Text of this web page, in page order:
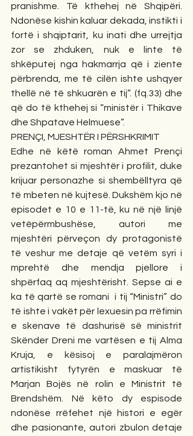
pranishme. Të kthehej në Shqipëri.
Ndonëse kishin kaluar dekada, instikti i
fortë i shqiptarit, ku inati dhe urrejtja
zor se zhduken, nuk e linte të
shkëputej nga hakmarrja që i ziente
përbrenda, me të cilën ishte ushqyer
thellë në të shkuarën e tij”. (fq.33) dhe
që do të kthehej si “ministër i Thikave
dhe Shpatave Helmuese”.
PRENÇI, MJESHTËR I PËRSHKRIMIT
Edhe në këtë roman Ahmet Prençi
prezantohet si mjeshtër i profilit, duke
krijuar personazhe si shembëlltyra që
të mbeten në kujtesë. Dukshëm kjo në
episodet e 10 e 11-të, ku në një linjë
vetëpërmbushëse, autori me
mjeshtëri përveçon dy protagonistë
të veshur me detaje që vetëm syri i
mprehtë dhe mendja pjellore i
shpërfaq aq mjeshtërisht. Sepse ai e
ka të qartë se romani  i tij “Ministri” do
të ishte i vakët për lexuesin pa rrëfimin
e skenave të dashurisë së ministrit
Skënder Dreni me vartësen e tij Alma
Kruja, e kësisoj e paralajmëron
artistikisht fytyrën e maskuar të
Marjan Bojës në rolin e Ministrit të
Brendshëm. Në këto dy espisode
ndonëse rrëfehet një histori e egër
dhe pasionante, autori zbulon detaje